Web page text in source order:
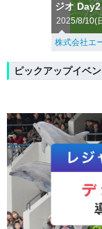
ジオ
2025/8/10(
株式会社エ
ピックアップイベン